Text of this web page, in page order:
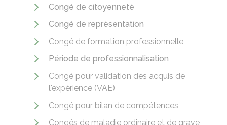
Congé de citoyenneté
Congé de représentation
Congé de formation professionnelle
Période de professionnalisation
Congé pour validation des acquis de
l'expérience (VAE)
Congé pour bilan de compétences
Congés de maladie ordinaire et de grave